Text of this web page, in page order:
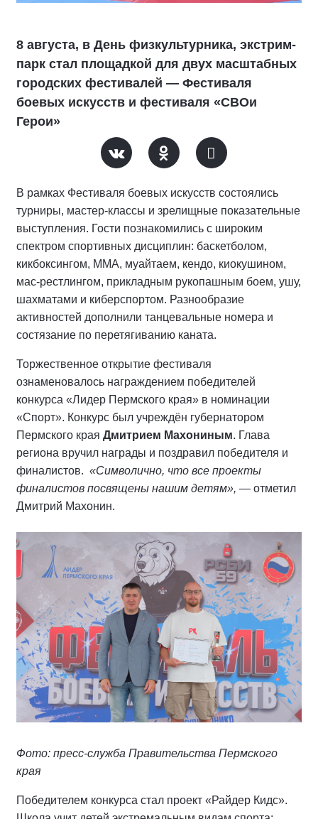
8 августа, в День физкультурника, экстрим-
парк стал площадкой для двух масштабных
городских фестивалей — Фестиваля
боевых искусств и фестиваля «СВОи
Герои»
В рамках Фестиваля боевых искусств состоялись
турниры, мастер-классы и зрелищные показательные
выступления. Гости познакомились с широким
спектром спортивных дисциплин: баскетболом,
кикбоксингом, ММА, муайтаем, кендо, киокушином,
мас-рестлингом, прикладным рукопашным боем, ушу,
шахматами и киберспортом. Разнообразие
активностей дополнили танцевальные номера и
состязание по перетягиванию каната.
Торжественное открытие фестиваля
ознаменовалось награждением победителей
конкурса «Лидер Пермского края» в номинации
«Спорт». Конкурс был учреждён губернатором
Пермского края Дмитрием Махониным. Глава
региона вручил награды и поздравил победителя и
финалистов. «Символично, что все проекты
финалистов посвящены нашим детям», — отметил
Дмитрий Махонин.
Фото: пресс-служба Правительства Пермского
края
Победителем конкурса стал проект «Райдер Кидс».